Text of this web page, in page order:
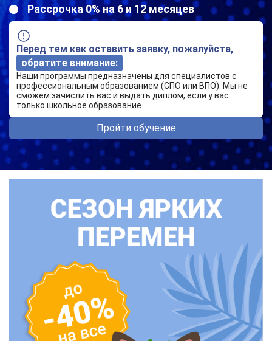
Рассрочка 0% на 6 и 12 месяцев
Перед тем как оставить заявку, пожалуйста,
обратите внимание:
Наши программы предназначены для специалистов с
профессиональным образованием (СПО или ВПО). Мы не
сможем зачислить вас и выдать диплом, если у вас
только школьное образование.
Пройти обучение